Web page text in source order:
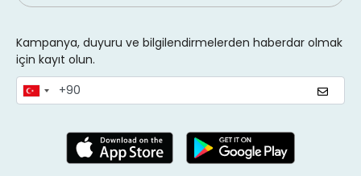
Kampanya, duyuru ve bilgilendirmelerden haberdar olmak
için kayıt olun.